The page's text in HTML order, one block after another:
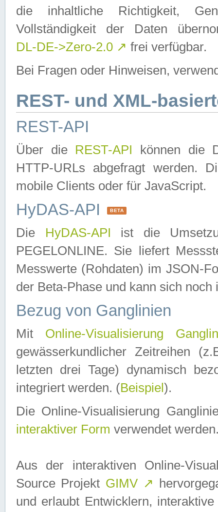
die inhaltliche Richtigkeit,
Vollständigkeit der Daten
DL-DE->Zero-2.0 ↗ frei verfügbar.
Bei Fragen oder Hinweisen,
REST- und XML-
REST-API
Über die REST-API können die
HTTP-URLs abgefragt werden.
mobile Clients oder für JavaScript.
HyDAS-API BETA
Die HyDAS-API ist die
PEGELONLINE. Sie liefert
Messwerte (Rohdaten) im JSON-
der Beta-Phase und kann sich noch
Bezug von Ganglinien
Mit Online-Visualisierung
gewässerkundlicher Zeitreihen
letzten drei Tage) dynamisch
integriert werden. (Beispiel ).
Die Online-Visualisierung
interaktiver Form verwendet
Aus der interaktiven Online-
Source Projekt GIMV ↗
und erlaubt Entwicklern,